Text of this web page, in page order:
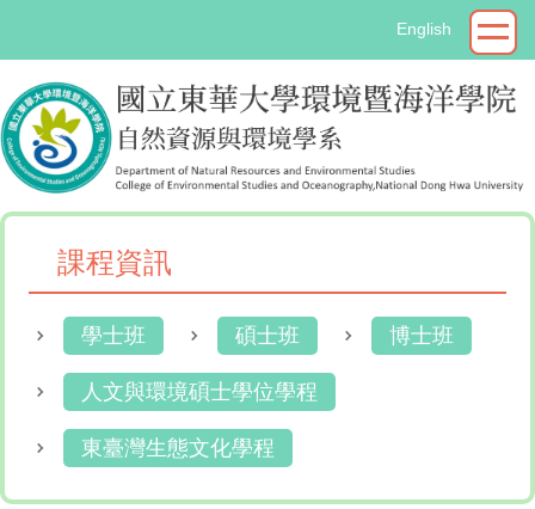
要
內
容
區
English
課程資訊
學士班 碩士班 博士班
人文與環境碩士學位學程
東臺灣生態文化學程